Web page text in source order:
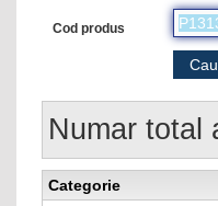
Cod produs
Numar total
Categorie